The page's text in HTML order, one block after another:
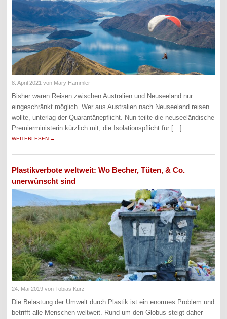
8. April 2021 von Mary Hammler
Bisher waren Reisen zwischen Australien und Neuseeland nur
eingeschränkt möglich. Wer aus Australien nach Neuseeland reisen
wollte, unterlag der Quarantänepflicht. Nun teilte die neuseeländische
Premierministerin kürzlich mit, die Isolationspflicht für […]
WEITERLESEN →
Plastikverbote weltweit: Wo Becher, Tüten, & Co.
unerwünscht sind
24. Mai 2019 von Tobias Kurz
Die Belastung der Umwelt durch Plastik ist ein enormes Problem und
betrifft alle Menschen weltweit. Rund um den Globus steigt daher